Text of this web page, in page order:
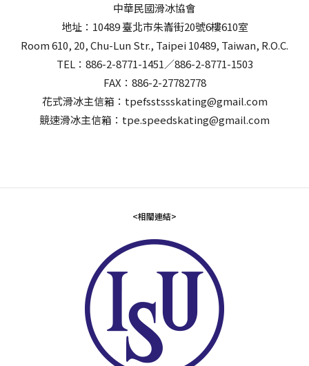
中華民國滑冰協會
地址：10489 臺北市朱崙街20號6樓610室
Room 610, 20, Chu-Lun Str., Taipei 10489, Taiwan, R.O.C.
TEL：886-2-8771-1451／886-2-8771-1503
FAX：886-2-27782778
花式滑冰主信箱：tpefsstssskating@gmail.com
競速滑冰主信箱：tpe.speedskating@gmail.com
<相關連結>